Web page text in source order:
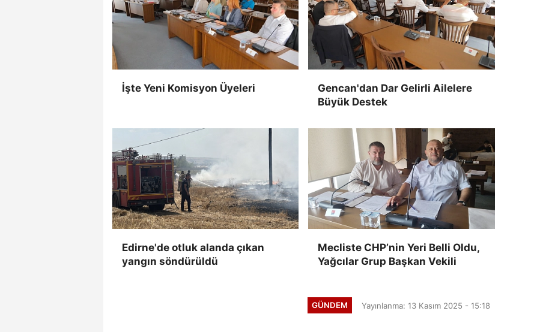
İşte Yeni Komisyon Üyeleri
Gencan'dan Dar Gelirli Ailelere
Büyük Destek
Edirne'de otluk alanda çıkan
yangın söndürüldü
Mecliste CHP’nin Yeri Belli Oldu,
Yağcılar Grup Başkan Vekili
GÜNDEM Yayınlanma: 13 Kasım 2025 - 15:18